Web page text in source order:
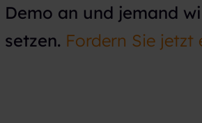
Demo an und jemand
setzen. Fordern Sie jetzt